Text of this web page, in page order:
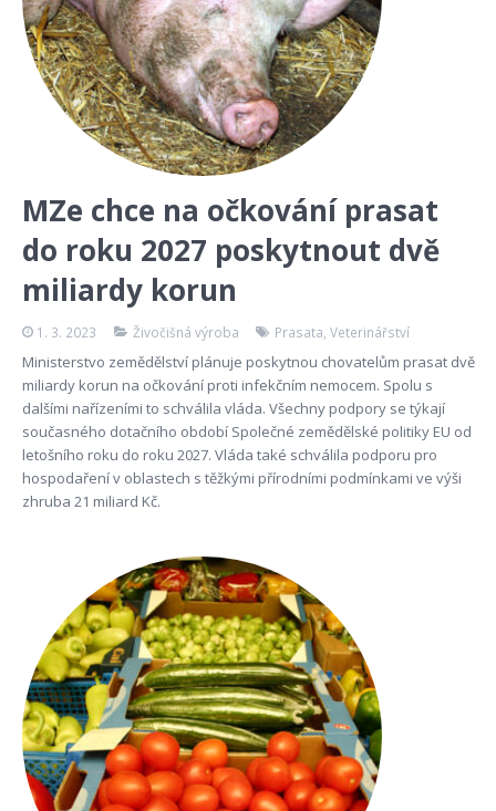
MZe chce na očkování prasat
do roku 2027 poskytnout dvě
miliardy korun
1. 3. 2023 Živočišná výroba Prasata,Veterinářství
Ministerstvo zemědělství plánuje poskytnou chovatelům prasat dvě
miliardy korun na očkování proti infekčním nemocem. Spolu s
dalšími nařízeními to schválila vláda. Všechny podpory se týkají
současného dotačního období Společné zemědělské politiky EU od
letošního roku do roku 2027. Vláda také schválila podporu pro
hospodaření v oblastech s těžkými přírodními podmínkami ve výši
zhruba 21 miliard Kč.